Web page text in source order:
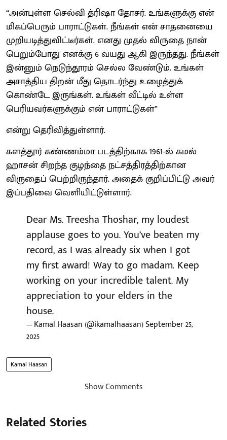
“அன்புள்ள செல்வி த்ரிஷா தோசர். உங்களுக்கு என்
மிகப்பெரும் பாராட்டுகள். நீங்கள் என் சாதனையை
முறியடித்துவிட்டீர்கள். எனது முதல் விருதை நான்
பெறும்போது எனக்கு 6 வயது ஆகி இருந்தது. நீங்கள்
இன்னும் நெடுந்தூரம் செல்ல வேண்டும். உங்கள்
அசாத்திய திறன் மீது தொடர்ந்து உழைத்துக்
கொண்டே இருங்கள். உங்கள் வீட்டில் உள்ள
பெரியவர்களுக்கும் என் பாராட்டுகள்”
என்று தெரிவித்துள்ளார்.
களத்தூர் கண்ணம்மா படத்திற்காக 1961-ல் கமல்
ஹாசன் சிறந்த குழந்தை நட்சத்திரத்திற்கான
விருதைப் பெற்றிருந்தார். அதைக் குறிப்பிட்டு அவர்
இப்பதிவை வெளியிட்டுள்ளார்.
Dear Ms. Treesha Thoshar, my loudest
applause goes to you. You’ve beaten my
record, as I was already six when I got
my first award! Way to go madam. Keep
working on your incredible talent. My
appreciation to your elders in the
house.
— Kamal Haasan (@ikamalhaasan)September 25,
2025
Kamal Haasan
Show Comments
Related Stories